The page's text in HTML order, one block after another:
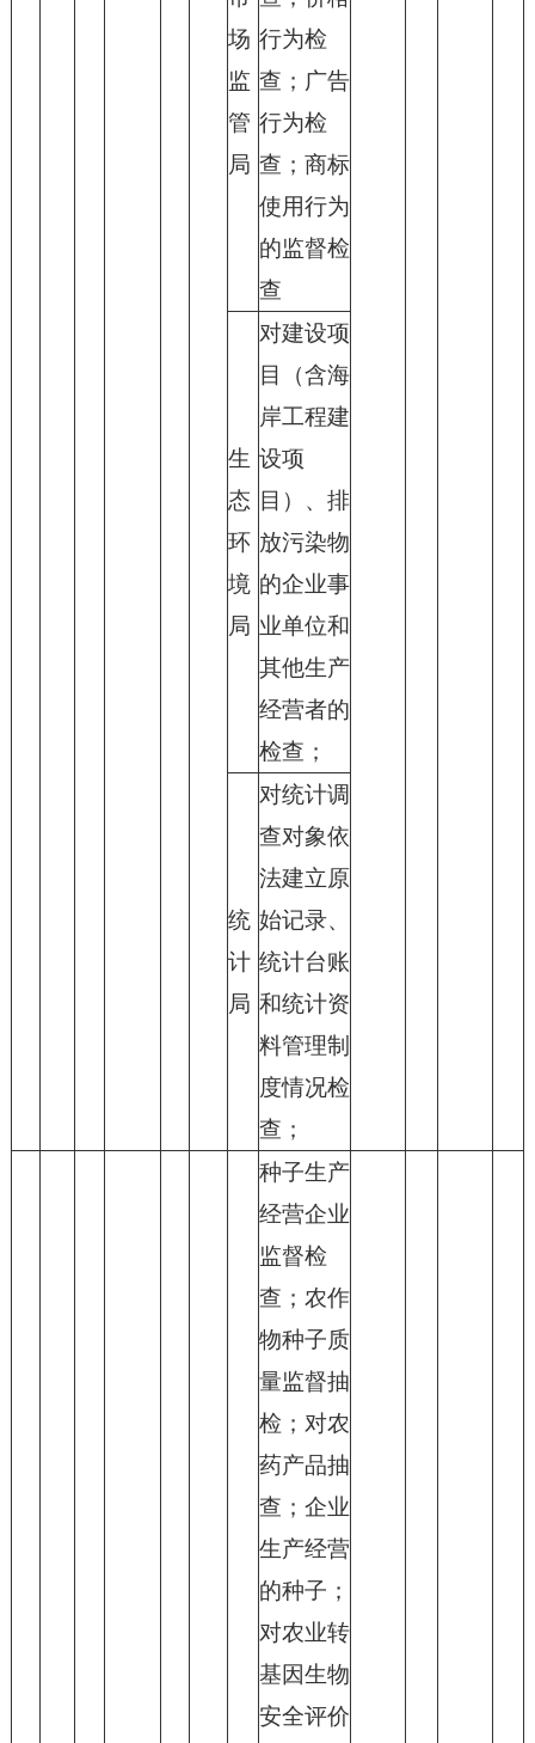
场
监
管
局
行为检
查；广告
行为检
查；商标
使用行为
的监督检
查
生
态
环
境
局
对建设项
目（含海
岸工程建
设项
目）、排
放污染物
的企业事
业单位和
其他生产
经营者的
检查；
统
计
局
对统计调
查对象依
法建立原
始记录、
统计台账
和统计资
料管理制
度情况检
查；
种子生产
经营企业
监督检
查；农作
物种子质
量监督抽
检；对农
药产品抽
查；企业
生产经营
的种子；
对农业转
基因生物
安全评价